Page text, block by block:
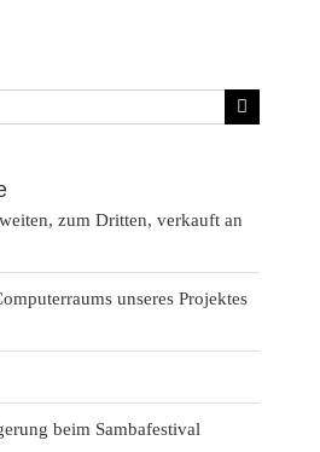
zum Dritten, verkauft an
unseres Projektes
beim Sambafestival